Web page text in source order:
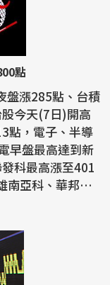
點
盤漲285點、台積
今天(7日)開高
點，電子、半導
科最高漲至401